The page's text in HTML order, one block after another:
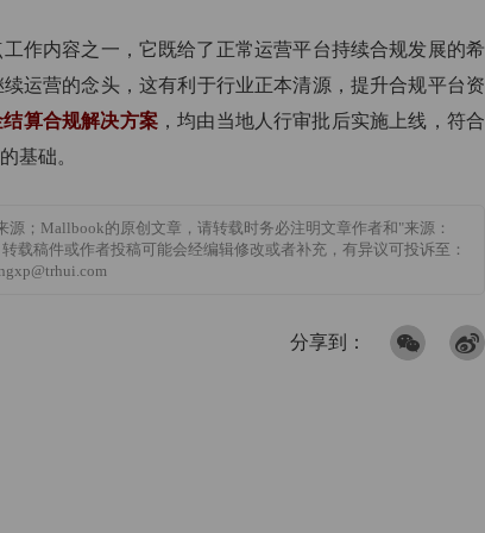
作内容之一，它既给了正常运营平台持续合规发展的希
运营的念头，这有利于行业正本清源，提升合规平台资
结算合规解决方案，均由当地人行审批后实施上线，符合
基础。
；Mallbook的原创文章，请转载时务必注明文章作者和"来源：
稿件或作者投稿可能会经编辑修改或者补充，有异议可投诉至：
分享到：